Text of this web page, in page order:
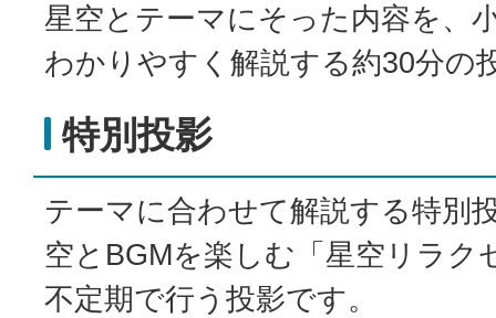
星空とテーマにそった内容を、
わかりやすく解説する約30分の
特別投影
テーマに合わせて解説する特別
空とBGMを楽しむ「星空リラク
不定期で行う投影です。